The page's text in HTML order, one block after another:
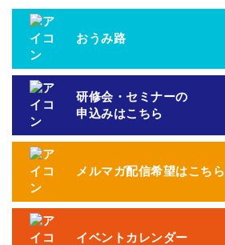
おうみ路
研修会・セミナーの
申込みはこちら
メルマガ配信希望はこちら
イベントカレンダー